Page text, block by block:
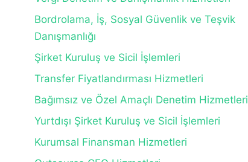
Bordrolama, İş, Sosyal Güvenlik ve Teşvik
Danışmanlığı
Şirket Kuruluş ve Sicil İşlemleri
Transfer Fiyatlandırması Hizmetleri
Bağımsız ve Özel Amaçlı Denetim Hizmetleri
Yurtdışı Şirket Kuruluş ve Sicil İşlemleri
Kurumsal Finansman Hizmetleri